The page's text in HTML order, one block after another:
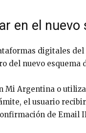
en el nuevo
digitales del
del nuevo esquema
Mi Argentina o
el usuario
de Email